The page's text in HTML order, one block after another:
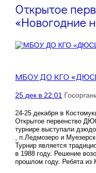
Открытое
«Новогодние
МБОУ ДО КГО
25 дек в 22:01
24-25 декабря в
Открытое первенство
турнире выступали
, п.Ледмозеро и
Турнир является
в 1988 году. Решение
прошлом году. Ребята из